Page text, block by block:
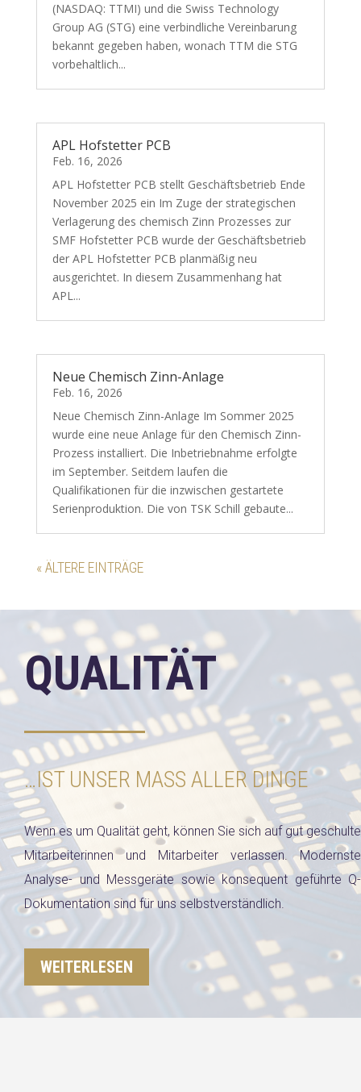
(NASDAQ: TTMI) und die Swiss Technology
Group AG (STG) eine verbindliche Vereinbarung
bekannt gegeben haben, wonach TTM die STG
vorbehaltlich...
APL Hofstetter PCB
Feb. 16, 2026
APL Hofstetter PCB stellt Geschäftsbetrieb Ende
November 2025 ein Im Zuge der strategischen
Verlagerung des chemisch Zinn Prozesses zur
SMF Hofstetter PCB wurde der Geschäftsbetrieb
der APL Hofstetter PCB planmäßig neu
ausgerichtet. In diesem Zusammenhang hat
APL...
Neue Chemisch Zinn-Anlage
Feb. 16, 2026
Neue Chemisch Zinn-Anlage Im Sommer 2025
wurde eine neue Anlage für den Chemisch Zinn-
Prozess installiert. Die Inbetriebnahme erfolgte
im September. Seitdem laufen die
Qualifikationen für die inzwischen gestartete
Serienproduktion. Die von TSK Schill gebaute...
« ÄLTERE EINTRÄGE
QUALITÄT
…IST UNSER MASS ALLER DINGE
Wenn es um Qualität geht, können Sie sich auf gut geschulte
Mitarbeiterinnen und Mitarbeiter verlassen. Modernste
Analyse- und Messgeräte sowie konsequent geführte Q-
Dokumentation sind für uns selbstverständlich.
WEITERLESEN